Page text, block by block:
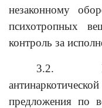
незаконному
психотропных
контроль за
3.2.
предложения по